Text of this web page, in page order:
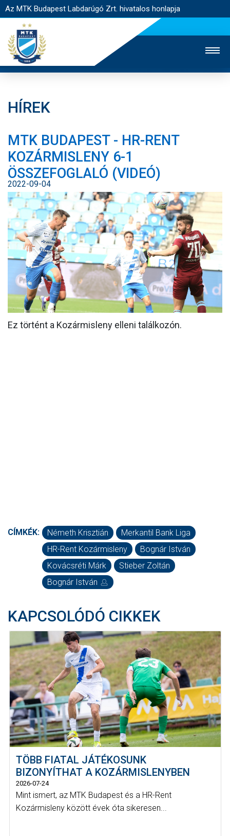
Az MTK Budapest Labdarúgó Zrt. hivatalos honlapja
JEGYÉRTÉKESÍTÉS
WEBSHOP
STADION
EGYESÜLET
KAPCSOLAT
NYITÓLAP
HÍREK
CSAPATOK
MÉRKŐZÉSEK
KLUB
GALÉRIA
SZURKOLÓI ÉLMÉNYEK
AKKREDITÁCIÓ
HÍREK
MTK BUDAPEST - HR-RENT
KOZÁRMISLENY 6-1
ÖSSZEFOGLALÓ (VIDEÓ)
2022-09-04
Ez történt a Kozármisleny elleni találkozón.
CÍMKÉK: Németh Krisztián
Merkantil Bank Liga
HR-Rent Kozármisleny
Bognár István
Kovácsréti Márk
Stieber Zoltán
Bognár István
KAPCSOLÓDÓ CIKKEK
TÖBB FIATAL JÁTÉKOSUNK
BIZONYÍTHAT A KOZÁRMISLENYBEN
2026-07-24
Mint ismert, az MTK Budapest és a HR-Rent
Kozármisleny között évek óta sikeresen...